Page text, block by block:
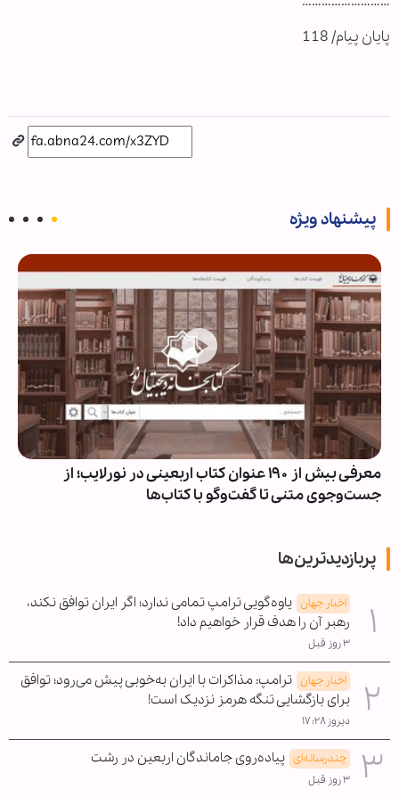
پایان پیام/ 118
پیشنهاد ویژه
معرفی بیش از ۱۹۰ عنوان کتاب اربعینی در نورلایب؛ از
جست‌وجوی متنی تا گفت‌وگو با کتاب‌ها
پربازدیدترین‌ها
اخبار جهان یاوه‌گویی ترامپ تمامی ندارد؛ اگر ایران توافق نکند،
رهبر آن را هدف قرار خواهیم داد!
۳ روز قبل
اخبار جهان ترامپ: مذاکرات با ایران به‌خوبی پیش می‌رود؛ توافق
برای بازگشایی تنگه هرمز نزدیک است!
دیروز ۱۷:۲۸
چندرسانه‌ای پیاده‌روی جاماندگان اربعین در رشت
۳ روز قبل